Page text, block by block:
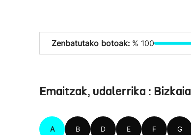
Zenbatutako botoak: % 100
Emaitzak, udalerrika : Bizkaia
A B D E F G